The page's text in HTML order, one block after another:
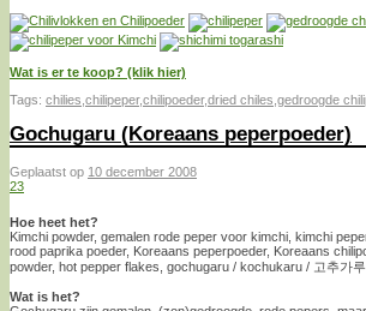
Wat is er te koop? (klik hier)
Tags: chilies chilipeper,chilipoeder,dried chiles gedroogde
Gochugaru (Koreaans peperpoeder)
Geplaatst op 10 december 2008
23
Hoe heet het?
Kimchi powder, gemalen rode peper voor kimchi, kimchi
rood paprika poeder, Koreaans peperpoeder, Koreaans
powder, hot pepper flakes, gochugaru / kochukaru / 고추가루
Wat is het?